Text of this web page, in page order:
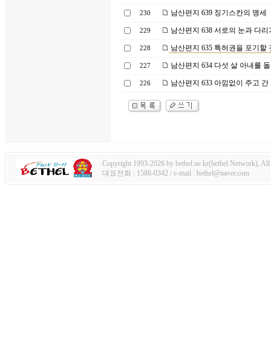
230 남산편지 639 징기스칸의 맹세
229 남산편지 638 서로의 눈과 다리
228 남산편지 635 특허권을 포기할
227 남산편지 634 다섯 살 아내를
226 남산편지 633 아낌없이 주고
Copyright 1993-2026 by bethel.ne.kr(bethel Network), All
대표전화 : 1588-0342 / e-mail : bethel@naver.com